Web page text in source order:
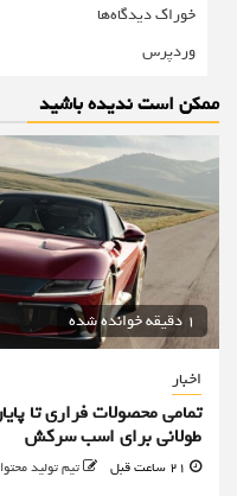
خوراک دیدگاه‌ها
وردپرس
ممکن است ندیده باشید
1 دقیقه خوانده شده
اخبار
طولانی برای اسب سرکش
تیم تولید محتوا